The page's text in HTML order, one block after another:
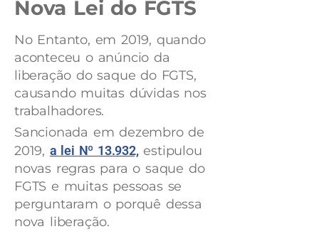
Nova Lei do FGTS
No Entanto, em 2019, quando
aconteceu o anúncio da
liberação do saque do FGTS,
causando muitas dúvidas nos
trabalhadores.
Sancionada em dezembro de
2019, a lei Nº 13.932,estipulou
novas regras para o saque do
FGTS e muitas pessoas se
perguntaram o porquê dessa
nova liberação.